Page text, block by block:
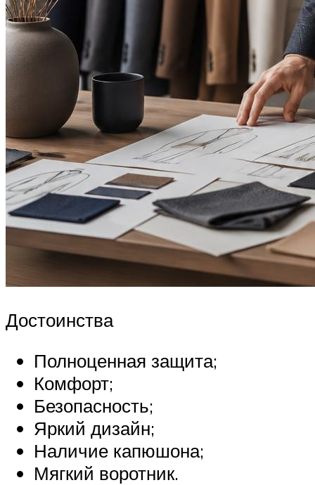
Достоинства
Полноценная защита;
Комфорт;
Безопасность;
Яркий дизайн;
Наличие капюшона;
Мягкий воротник.